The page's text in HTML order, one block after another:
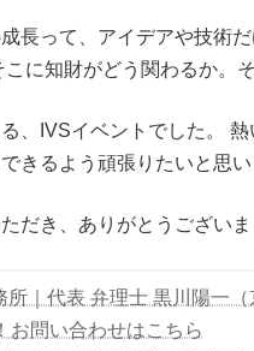
長って、アイデアや技術
に知財がどう関わるか。
、IVSイベントでした。
きるよう頑張りたいと思い
だき、ありがとうございま
｜代表 弁理士 黒川陽一（
お問い合わせはこちら